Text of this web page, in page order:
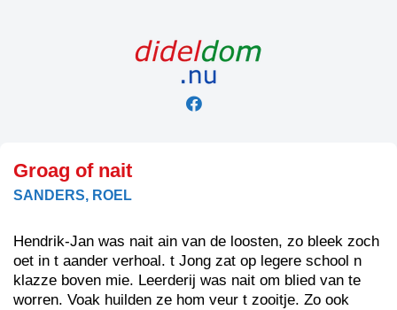
Groag of nait
SANDERS, ROEL
Hendrik-Jan was nait ain van de loosten, zo bleek zoch
oet in t aander verhoal. t Jong zat op legere school n
klazze boven mie. Leerderij was nait om blied van te
worren. Voak huilden ze hom veur t zooitje. Zo ook